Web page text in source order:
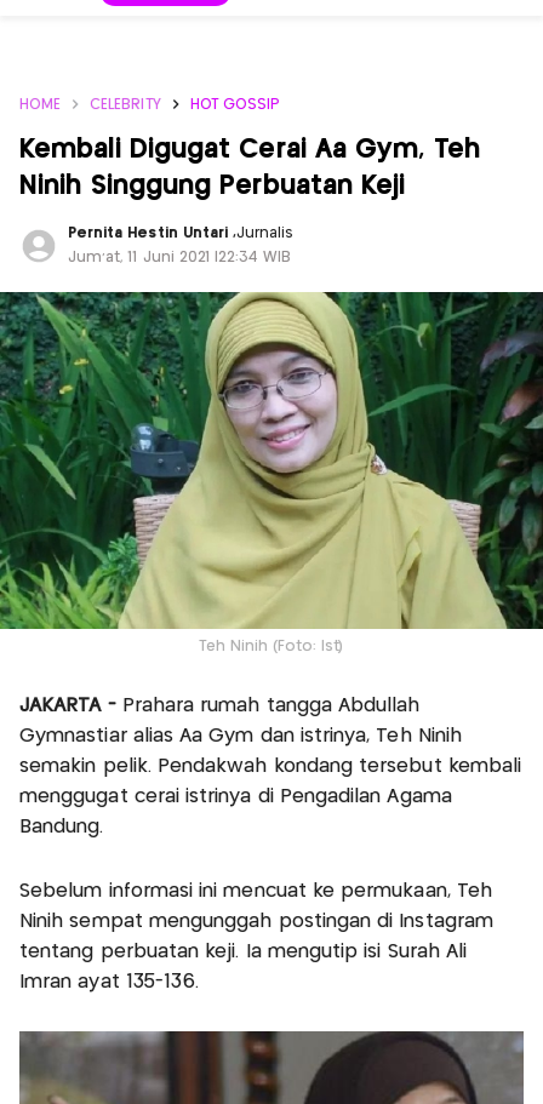
HOME CELEBRITY HOT GOSSIP
Kembali Digugat Cerai Aa Gym, Teh
Ninih Singgung Perbuatan Keji
Pernita Hestin Untari,Jurnalis
Jum'at, 11 Juni 2021 |22:34 WIB
Teh Ninih (Foto: Ist)
JAKARTA - Prahara rumah tangga Abdullah
Gymnastiar alias Aa Gym dan istrinya, Teh Ninih
semakin pelik. Pendakwah kondang tersebut kembali
menggugat cerai istrinya di Pengadilan Agama
Bandung.
Sebelum informasi ini mencuat ke permukaan, Teh
Ninih sempat mengunggah postingan di Instagram
tentang perbuatan keji. Ia mengutip isi Surah Ali
Imran ayat 135-136.